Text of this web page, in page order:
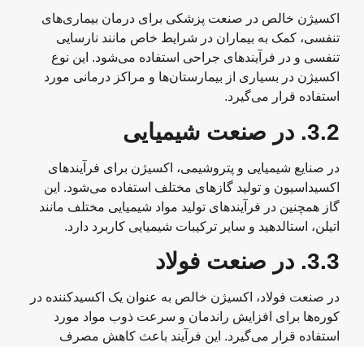
اکسیژن خالص در صنعت پزشکی برای درمان بیماری‌های
تنفسی، کمک به بیماران در شرایط خاص مانند نارسایی
تنفسی و در فرآیندهای جراحی استفاده می‌شود. این نوع
اکسیژن در بسیاری از بیمارستان‌ها و مراکز درمانی مورد
استفاده قرار می‌گیرد.
3.2. در صنعت شیمیایی
در صنایع شیمیایی و پتروشیمی، اکسیژن برای فرآیندهای
اکسیداسیون و تولید گازهای مختلف استفاده می‌شود. این
گاز همچنین در فرآیندهای تولید مواد شیمیایی مختلف مانند
اتیلن، استالدهید و سایر ترکیبات شیمیایی کاربرد دارد.
3.3. در صنعت فولاد
در صنعت فولاد، اکسیژن خالص به عنوان یک اکسیدکننده در
کوره‌ها برای افزایش راندمان و سرعت ذوب مواد مورد
استفاده قرار می‌گیرد. این فرآیند باعث کاهش مصرف